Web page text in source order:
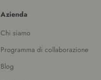
Azienda
Chi siamo
Programma di collaborazione
Blog